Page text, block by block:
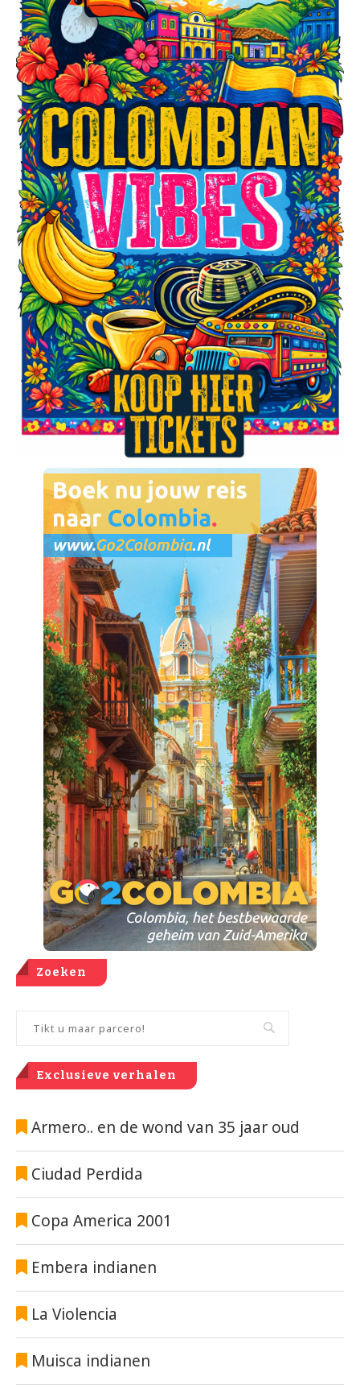
Zoeken
Exclusieve verhalen
Armero.. en de wond van 35 jaar oud
Ciudad Perdida
Copa America 2001
Embera indianen
La Violencia
Muisca indianen